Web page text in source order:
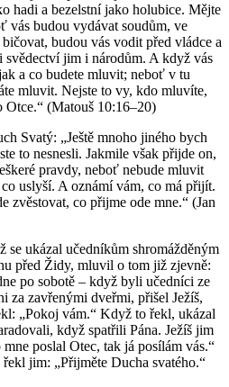
hadi a bezelstní jako holubice. Mějte
vás budou vydávat soudům, ve
budou vás vodit před vládce a
jim i národům. A když vás
a co budete mluvit; neboť v tu
mluvit. Nejste to vy, kdo mluvíte,
Otce.“ (Matouš 10:16–20)
Svatý: „Ještě mnoho jiného bych
to nesnesli. Jakmile však přijde on,
pravdy, neboť nebude mluvit
uslyší. A oznámí vám, co má přijít.
zvěstovat, co přijme ode mne.“ (Jan
se ukázal učedníkům shromážděným
před Židy, mluvil o tom již zjevně:
po sobotě – když byli učedníci ze
za zavřenými dveřmi, přišel Ježíš,
„Pokoj vám.“ Když to řekl, ukázal
když spatřili Pána. Ježíš jim
poslal Otec, tak já posílám vás.“
jim: „Přijměte Ducha svatého.“